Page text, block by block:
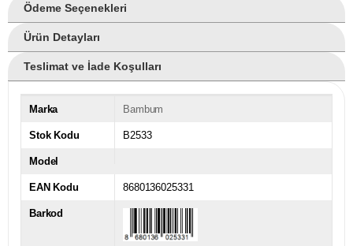
Ödeme Seçenekleri
Ürün Detayları
Teslimat ve İade Koşulları
Marka Bambum
Stok Kodu B2533
Model
EAN Kodu 8680136025331
Barkod